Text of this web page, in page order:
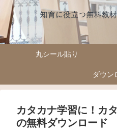
丸シール貼り
ダウン
カタカナ学習に！カ
の無料ダウンロード